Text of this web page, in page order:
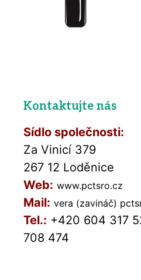
Kontaktujte nás
Sídlo společnosti:
Za Vinicí 379
267 12 Loděnice
Web: www.pctsro.cz
Mail: vera (zavináč)
Tel.: +420 604 317
708 474